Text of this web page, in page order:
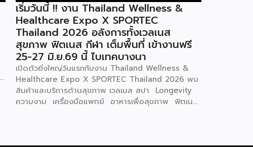
เริ่มวันนี้ !! งาน Thailand Wellness &
Healthcare Expo X SPORTEC
Thailand 2026 อลังการทั้งเวลเนส
สุขภาพ ฟิตเนส กีฬา เต็มพื้นที่ เข้างานฟรี
25-27 มิ.ย.69 นี้ ไบเทคบางนา
เปิดตัวยิ่งใหญ่วันแรกกับงาน Thailand Wellness &
Healthcare Expo X SPORTEC Thailand 2026 พบ
สินค้าและบริการด้านสุขภาพ เวลเนส สปา Longevity
ความงาม เครื่องมือแพทย์ อาหารเพื่อสุขภาพ ฟิตเนส